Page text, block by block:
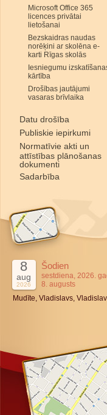
Microsoft Office 365
licences privātai
lietošanai
Bezskaidras naudas
norēķini ar skolēna e-
karti Rīgas skolās
Iesniegumu
kārtība
Drošības jautājumi
vasaras brīvlaika
Datu drošība
Publiskie iepirkumi
Normatīvie akti un
attīstības plānošanas
dokumenti
Sadarbība
8
aug
2026
Šodien
sestdiena, 2026.
8. augusts
Mudīte, Vladislavs,